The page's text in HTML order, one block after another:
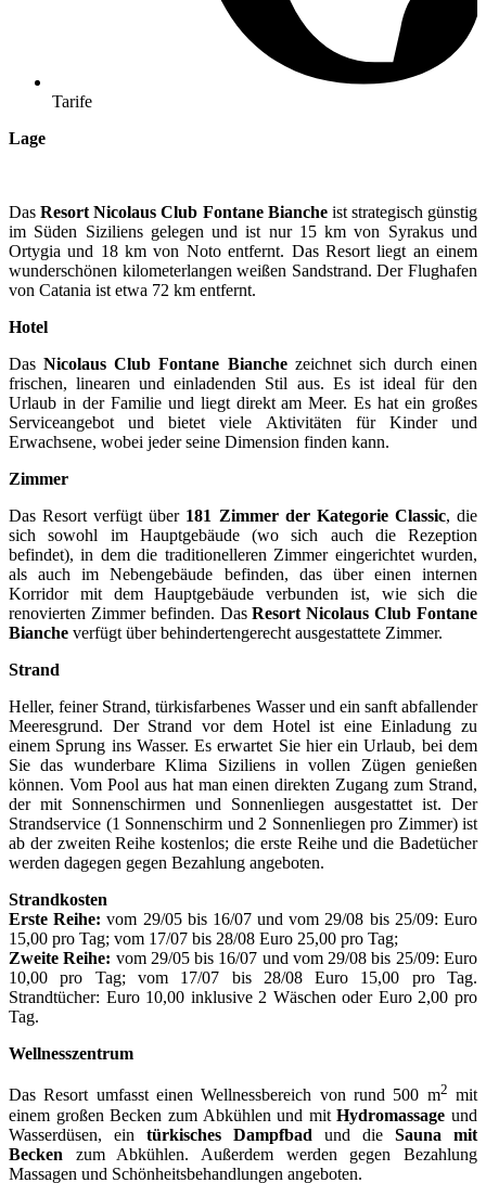
Tarife
Lage
DasResort Nicolaus Club Fontane Biancheist strategisch günstig
im Süden Siziliens gelegen und ist nur 15 km von Syrakus und
Ortygia und 18 km von Noto entfernt. Das Resort liegt an einem
wunderschönen kilometerlangen weißen Sandstrand. Der Flughafen
von Catania ist etwa 72 km entfernt.
Hotel
DasNicolaus Club Fontane Bianchezeichnet sich durch einen
frischen, linearen und einladenden Stil aus. Es ist ideal für den
Urlaub in der Familie und liegt direkt am Meer. Es hat ein großes
Serviceangebot und bietet viele Aktivitäten für Kinder und
Erwachsene, wobei jeder seine Dimension finden kann.
Zimmer
Das Resort verfügt über 181 Zimmer der Kategorie Classic, die
sich sowohl im Hauptgebäude (wo sich auch die Rezeption
befindet), in dem die traditionelleren Zimmer eingerichtet wurden,
als auch im Nebengebäude befinden, das über einen internen
Korridor mit dem Hauptgebäude verbunden ist, wie sich die
renovierten Zimmer befinden. DasResort Nicolaus Club Fontane
Bianche verfügt über behindertengerecht ausgestattete Zimmer.
Strand
Heller, feiner Strand, türkisfarbenes Wasser und ein sanft abfallender
Meeresgrund. Der Strand vor dem Hotel ist eine Einladung zu
einem Sprung ins Wasser. Es erwartet Sie hier ein Urlaub, bei dem
Sie das wunderbare Klima Siziliens in vollen Zügen genießen
können. Vom Pool aus hat man einen direkten Zugang zum Strand,
der mit Sonnenschirmen und Sonnenliegen ausgestattet ist. Der
Strandservice (1 Sonnenschirm und 2 Sonnenliegen pro Zimmer) ist
ab der zweiten Reihe kostenlos; die erste Reihe und die Badetücher
werden dagegen gegen Bezahlung angeboten.
Strandkosten
Erste Reihe:vom 29/05 bis 16/07 und vom 29/08 bis 25/09: Euro
15,00 pro Tag; vom 17/07 bis 28/08 Euro 25,00 pro Tag;
Zweite Reihe: vom 29/05 bis 16/07 und vom 29/08 bis 25/09: Euro
10,00 pro Tag; vom 17/07 bis 28/08 Euro 15,00 pro Tag.
Strandtücher: Euro 10,00 inklusive 2 Wäschen oder Euro 2,00 pro
Tag.
Wellnesszentrum
Das Resort umfasst einen Wellnessbereich von rund 500 m2 mit
einem großen Becken zum Abkühlen und mitHydromassage und
Wasserdüsen, ein türkisches Dampfbad und die Sauna mit
Becken zum Abkühlen. Außerdem werden gegen Bezahlung
Massagen und Schönheitsbehandlungen angeboten.